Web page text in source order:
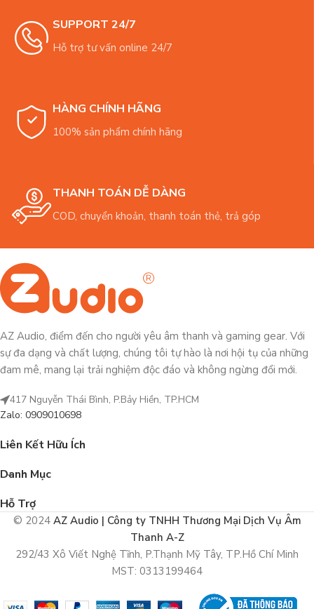
SUPPORT 24/7
Hỗ trợ tư vấn online 24/7
HÀNG CHÍNH HÃNG
100% sản phẩm chính hãng
THANH TOÁN DỄ DÀNG
COD, chuyển khoản, thanh toán thẻ, trả góp
AZ Audio, điểm đến cho người yêu âm thanh và gaming gear. Với
sự đa dạng và chất lượng, chúng tôi tự hào là nơi hội tụ của những
đam mê, mang lại trải nghiệm độc đáo và không ngừng đổi mới.
417 Nguyễn Thái Bình, P.Bảy Hiền, TP.HCM
Zalo: 0909010698
Liên Kết Hữu Ích
Danh Mục
Hỗ Trợ
© 2024 AZ Audio | Công ty TNHH Thương Mại Dịch Vụ Âm
Thanh A-Z
292/43 Xô Viết Nghệ Tĩnh, P.Thạnh Mỹ Tây, TP.Hồ Chí Minh
MST: 0313199464